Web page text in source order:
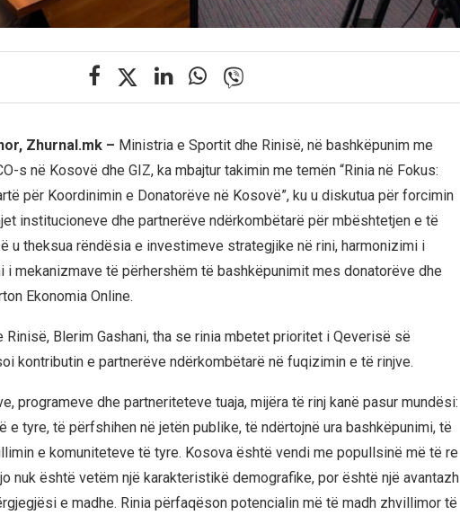
Zhurnal.mk – Ministria e Sportit dhe Rinisë, në bashkëpunim me
s në Kosovë dhe GIZ, ka mbajtur takimin me temën “Rinia në Fokus:
për Koordinimin e Donatorëve në Kosovë”, ku u diskutua për forcimin
institucioneve dhe partnerëve ndërkombëtarë për mbështetjen e të
u theksua rëndësia e investimeve strategjike në rini, harmonizimi i
i mekanizmave të përhershëm të bashkëpunimit mes donatorëve dhe
Ekonomia Online.
Rinisë, Blerim Gashani, tha se rinia mbetet prioritet i Qeverisë së
kontributin e partnerëve ndërkombëtarë në fuqizimin e të rinjve.
programeve dhe partneriteteve tuaja, mijëra të rinj kanë pasur mundësi:
e tyre, të përfshihen në jetën publike, të ndërtojnë ura bashkëpunimi, të
e komuniteteve të tyre. Kosova është vendi me popullsinë më të re
nuk është vetëm një karakteristikë demografike, por është një avantazh
e madhe. Rinia përfaqëson potencialin më të madh zhvillimor të